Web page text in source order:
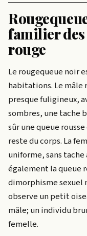
familier des
rouge
Le rougequeue noir
habitations. Le mâle
presque fuligineux,
sombres, une tache
sûr une queue
reste du corps. La
uniforme, sans
également la queue
dimorphisme sexuel
observe un petit
mâle; un individu
femelle.